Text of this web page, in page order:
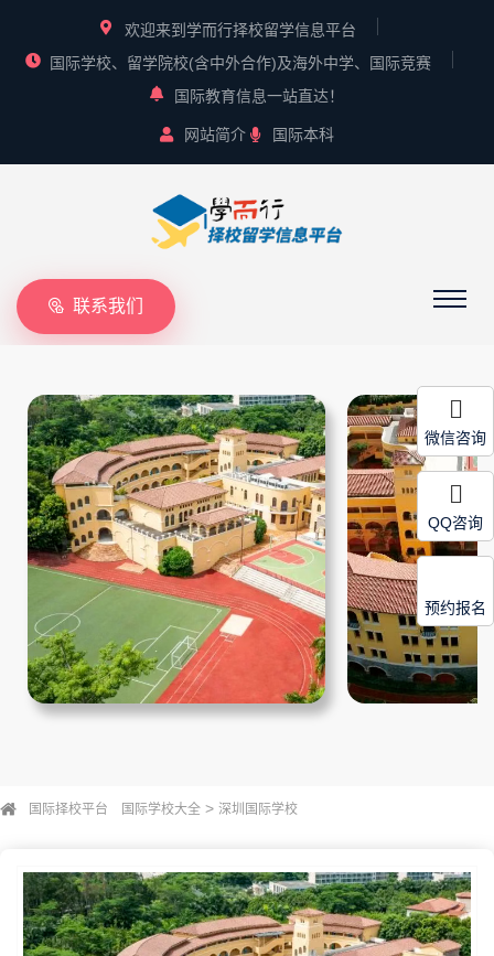
欢迎来到学而行择校留学信息平台
国际学校、留学院校(含中外合作)及海外中学、国际竞赛
国际教育信息一站直达！
网站简介 国际本科
联系我们
国际择校平台 国际学校大全 > 深圳国际学校
微信咨询
QQ咨询
预约报名